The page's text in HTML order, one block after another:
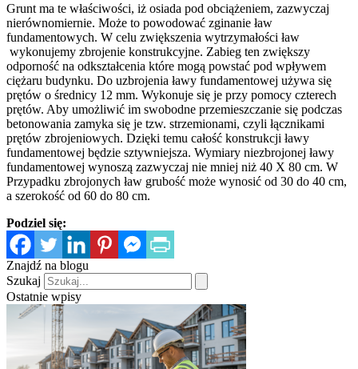
Grunt ma te właściwości, iż osiada pod obciążeniem, zazwyczaj
nierównomiernie. Może to powodować zginanie ław
fundamentowych. W celu zwiększenia wytrzymałości ław
wykonujemy zbrojenie konstrukcyjne. Zabieg ten zwiększy
odporność na odkształcenia które mogą powstać pod wpływem
ciężaru budynku. Do uzbrojenia ławy fundamentowej używa się
prętów o średnicy 12 mm. Wykonuje się je przy pomocy czterech
prętów. Aby umożliwić im swobodne przemieszczanie się podczas
betonowania zamyka się je tzw. strzemionami, czyli łącznikami
prętów zbrojeniowych. Dzięki temu całość konstrukcji ławy
fundamentowej będzie sztywniejsza. Wymiary niezbrojonej ławy
fundamentowej wynoszą zazwyczaj nie mniej niż 40 X 80 cm. W
Przypadku zbrojonych ław grubość może wynosić od 30 do 40 cm,
a szerokość od 60 do 80 cm.
Podziel się:
Znajdź na blogu
Szukaj
Ostatnie wpisy